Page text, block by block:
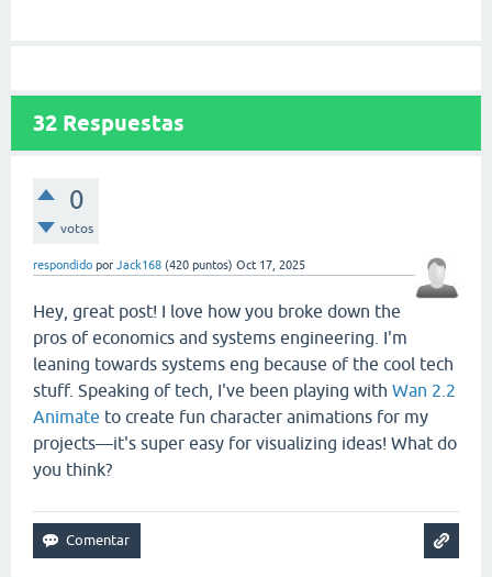
32 Respuestas
0
votos
respondido por Jack168 (420 puntos) Oct 17, 2025
Hey, great post! I love how you broke down the
pros of economics and systems engineering. I'm
leaning towards systems eng because of the cool tech
stuff. Speaking of tech, I've been playing with Wan 2.2
Animate to create fun character animations for my
projects—it's super easy for visualizing ideas! What do
you think?